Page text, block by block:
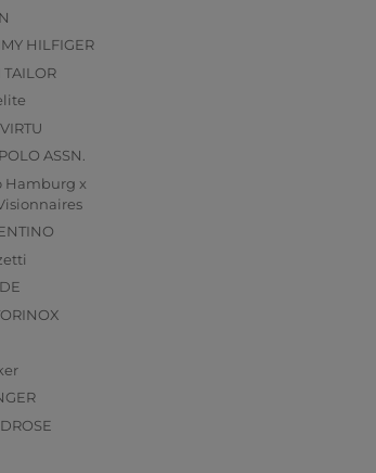
HILFIGER
TAILOR
ASSN.
Hamburg x